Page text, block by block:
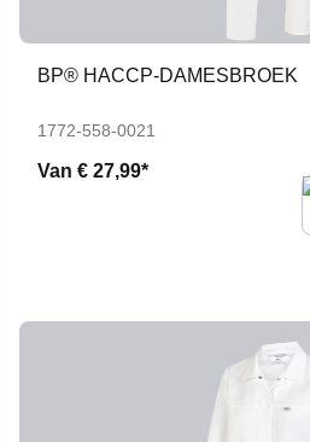
BP® HACCP-DAMESBROEK
1772-558-0021
Van € 27,99*